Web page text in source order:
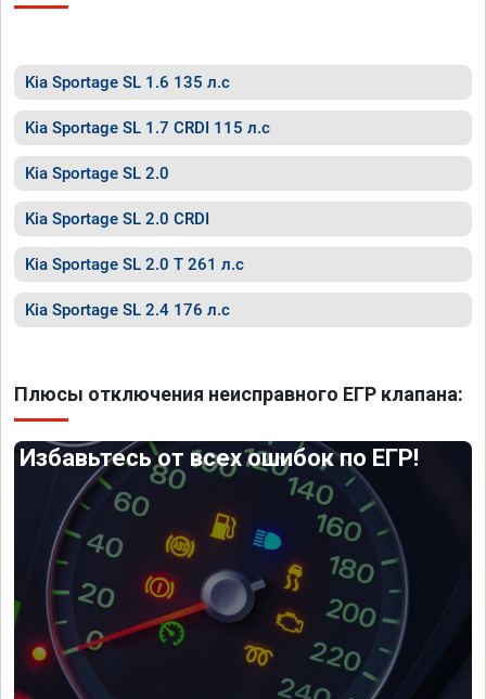
Kia Sportage SL 1.6 135 л.с
Kia Sportage SL 1.7 CRDI 115 л.с
Kia Sportage SL 2.0
Kia Sportage SL 2.0 CRDI
Kia Sportage SL 2.0 T 261 л.с
Kia Sportage SL 2.4 176 л.с
Плюсы отключения неисправного ЕГР клапана:
Избавьтесь от всех ошибок по ЕГР!